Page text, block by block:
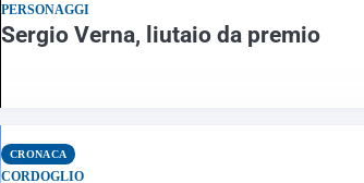
PERSONAGGI
Sergio Verna, liutaio da premio
CRONACA
CORDOGLIO